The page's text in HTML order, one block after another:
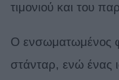
τιμονιού και του
Ο ενσωματωμένος
στάνταρ, ενώ ένας